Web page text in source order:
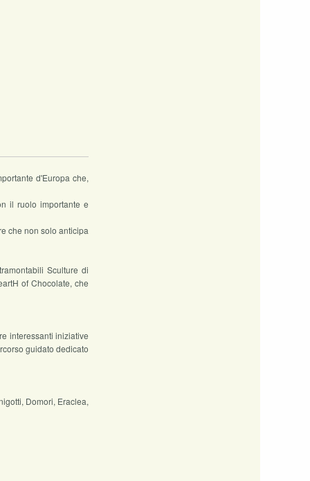
d'Europa che,
il ruolo importante e
che non solo anticipa
Sculture di
of Chocolate, che
interessanti iniziative
guidato dedicato
Domori, Eraclea,